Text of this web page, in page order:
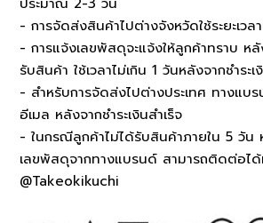
- การจัดส่งสินค้าไปต่างจังหวัดใช้ระยะเว
- การแจ้งเลขพัสดุจะแจ้งให้ลูกค้าทราบ ห
รับสินค้า ใช้เวลาไม่เกิน 1 วันหลังจากชำระเ
- สำหรับการจัดส่งไปต่างประเทศ ทางแบ
อีเมล หลังจากชำระเงินสำเร็จ
- ในกรณีลูกค้าไม่ได้รับสินค้าภายใน 5 วัน
เลขพัสดุจากทางแบรนด์ สามารถติดต่อไ
@Takeokikuchi